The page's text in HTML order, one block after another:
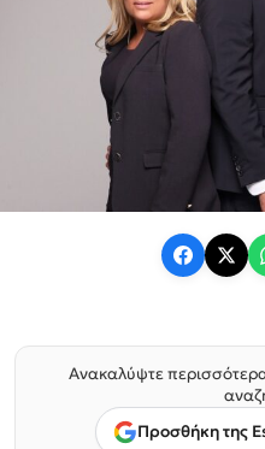
Ανακαλύψτε
Προσθήκη της